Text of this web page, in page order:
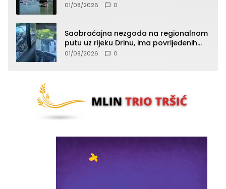
01/08/2026 0
Saobraćajna nezgoda na regionalnom
putu uz rijeku Drinu, ima povrijeđenih
lica (FOTO)
01/08/2026 0